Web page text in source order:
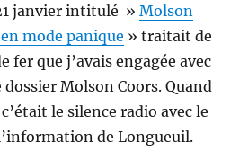
janvier intitulé »Molson
mode panique » traitait de
fer que j’avais engagée avec
Molson Coors. Quand
le silence radio avec le
de Longueuil.